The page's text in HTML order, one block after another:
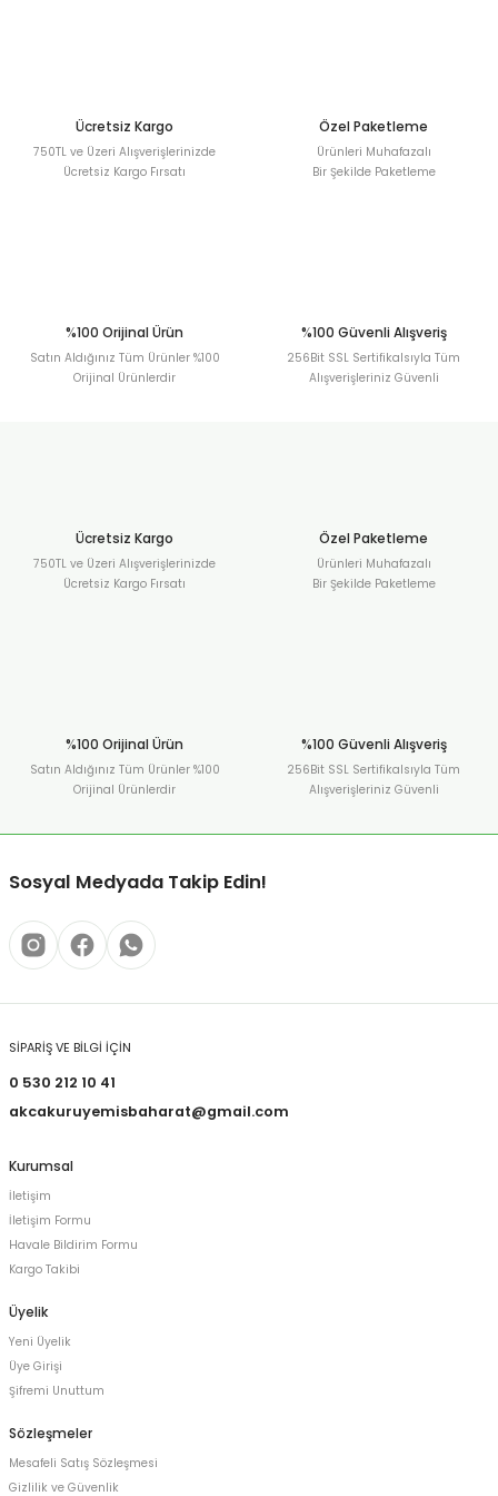
Ücretsiz Kargo
750TL ve Üzeri Alışverişlerinizde
Ücretsiz Kargo Fırsatı
Özel Paketleme
Ürünleri Muhafazalı
Bir Şekilde Paketleme
%100 Orijinal Ürün
Satın Aldığınız Tüm Ürünler %100
Orijinal Ürünlerdir
%100 Güvenli Alışveriş
256Bit SSL Sertifikalsıyla Tüm
Alışverişleriniz Güvenli
Ücretsiz Kargo
750TL ve Üzeri Alışverişlerinizde
Ücretsiz Kargo Fırsatı
Özel Paketleme
Ürünleri Muhafazalı
Bir Şekilde Paketleme
%100 Orijinal Ürün
Satın Aldığınız Tüm Ürünler %100
Orijinal Ürünlerdir
%100 Güvenli Alışveriş
256Bit SSL Sertifikalsıyla Tüm
Alışverişleriniz Güvenli
Sosyal Medyada Takip Edin!
SİPARİŞ VE BİLGİ İÇİN
0 530 212 10 41
akcakuruyemisbaharat@gmail.com
Kurumsal
İletişim
İletişim Formu
Havale Bildirim Formu
Kargo Takibi
Üyelik
Yeni Üyelik
Üye Girişi
Şifremi Unuttum
Sözleşmeler
Mesafeli Satış Sözleşmesi
Gizlilik ve Güvenlik